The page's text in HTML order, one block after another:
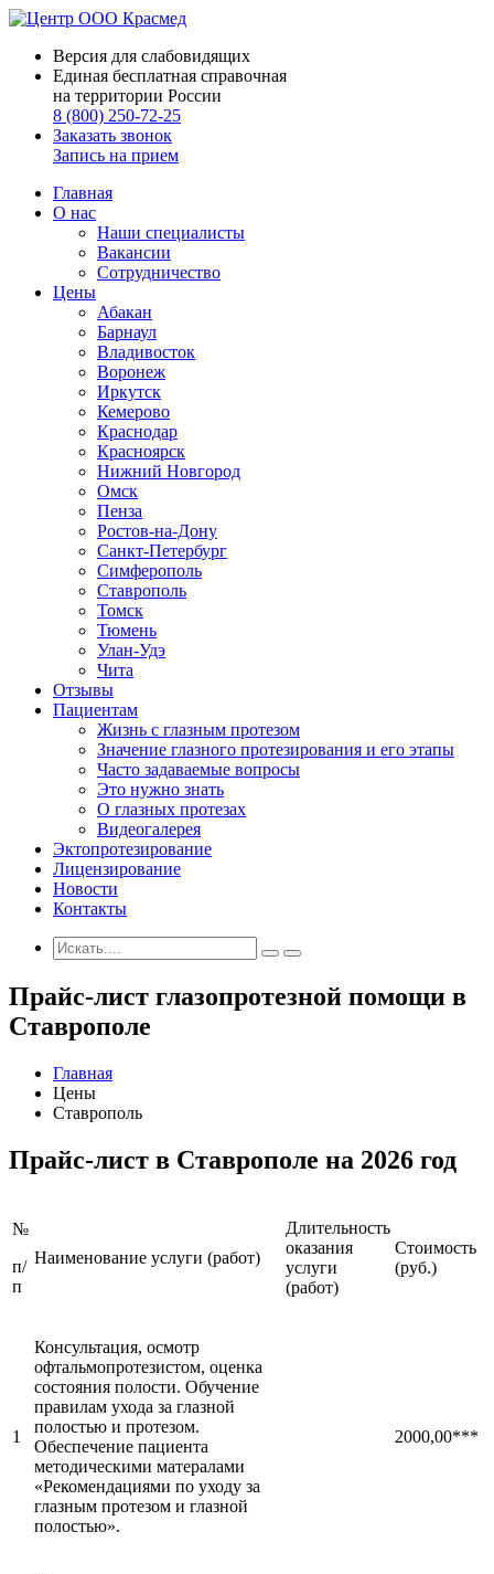
Версия для слабовидящих
Единая бесплатная справочная
на территории России
8 (800) 250-72-25
Заказать звонок
Запись на прием
Главная
О нас
Наши специалисты
Вакансии
Сотрудничество
Цены
Абакан
Барнаул
Владивосток
Воронеж
Иркутск
Кемерово
Краснодар
Красноярск
Нижний Новгород
Омск
Пенза
Ростов-на-Дону
Санкт-Петербург
Симферополь
Ставрополь
Томск
Тюмень
Улан-Удэ
Чита
Отзывы
Пациентам
Жизнь с глазным протезом
Значение глазного протезирования и его этапы
Часто задаваемые вопросы
Это нужно знать
О глазных протезах
Видеогалерея
Эктопротезирование
Лицензирование
Новости
Контакты
Прайс-лист глазопротезной помощи в
Ставрополе
Главная
Цены
Ставрополь
Прайс-лист в Ставрополе на 2026 год
№
п/
п
Наименование услуги (работ)
Длительность
оказания
услуги
(работ)
Стоимость
(руб.)
1
Консультация, осмотр
офтальмопротезистом, оценка
состояния полости. Обучение
правилам ухода за глазной
полостью и протезом.
Обеспечение пациента
методическими матералами
«Рекомендациями по уходу за
глазным протезом и глазной
полостью».
2000,00***